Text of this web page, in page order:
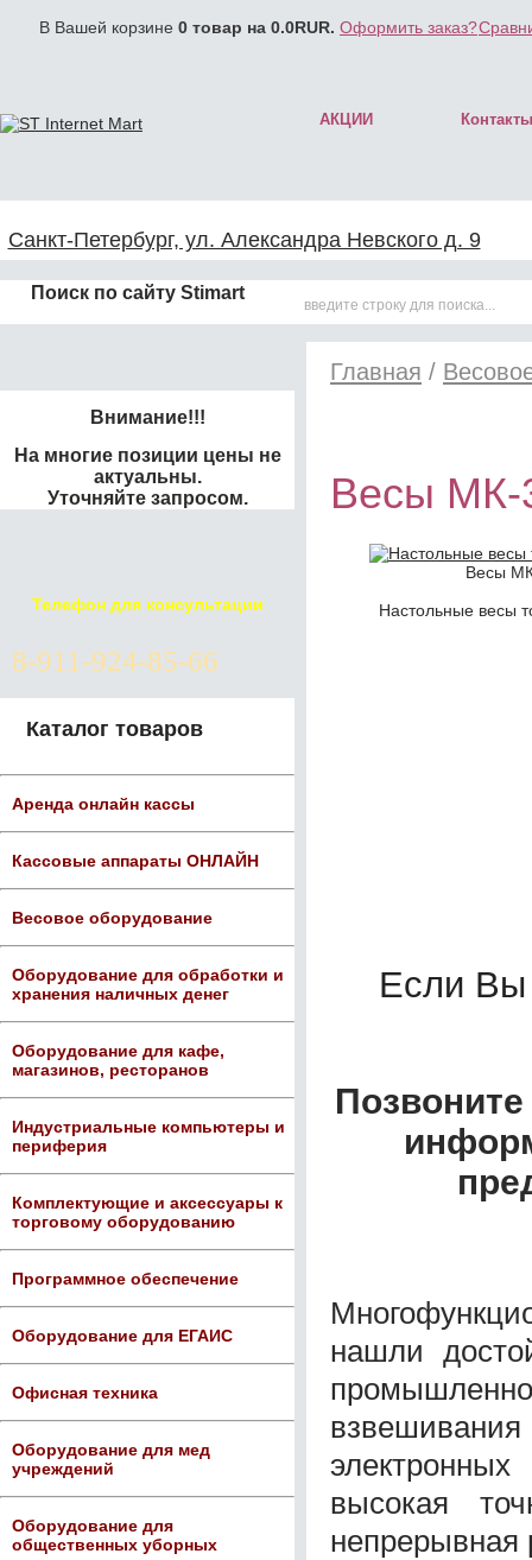
В Вашей корзине 0 товар на 0.0RUR. Оформить заказ?
АКЦИИ Контакты
Санкт-Петербург, ул. Александра Невского д. 9
Поиск по сайту Stimart
Внимание!!!
На многие позиции цены не
актуальны.
Уточняйте запросом.
Телефон для консультации
8-911-924-85-66
Каталог товаров
Аренда онлайн кассы
Кассовые аппараты ОНЛАЙН
Весовое оборудование
Оборудование для обработки и
хранения наличных денег
Оборудование для кафе,
магазинов, ресторанов
Индустриальные компьютеры и
периферия
Комплектующие и аксессуары к
торговому оборудованию
Программное обеспечение
Оборудование для ЕГАИС
Офисная техника
Оборудование для мед
учреждений
Оборудование для
общественных уборных
Главная /
Весы МК-
Весы
Настольные весы
Если
нашли
высокая
непрерывная